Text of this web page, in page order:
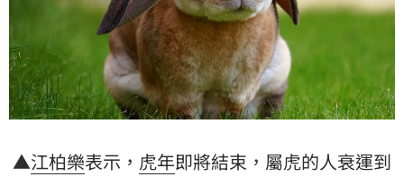
▲江柏樂表示， 虎年即將結束，屬虎的人衰運到